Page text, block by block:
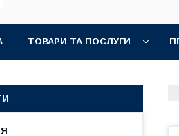
ТОВАРИ ТА ПОСЛУГИ